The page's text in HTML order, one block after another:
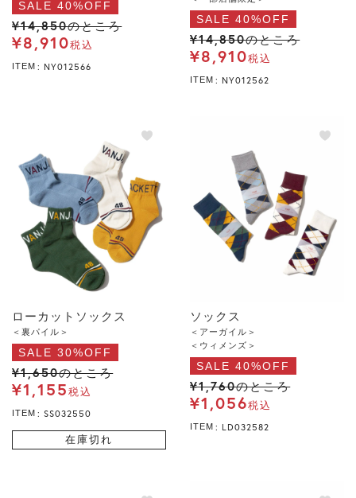
SALE 40%OFF
¥14,850のところ
¥8,910税込
ITEM NY012566
SALE 40%OFF
¥14,850のところ
¥8,910税込
ITEM NY012562
ローカットソックス
＜裏パイル＞
SALE 30%OFF
¥1,650のところ
¥1,155税込
ITEM SS032550
在庫切れ
ソックス
＜アーガイル＞
＜ウィメンズ＞
SALE 40%OFF
¥1,760のところ
¥1,056税込
ITEM LD032582